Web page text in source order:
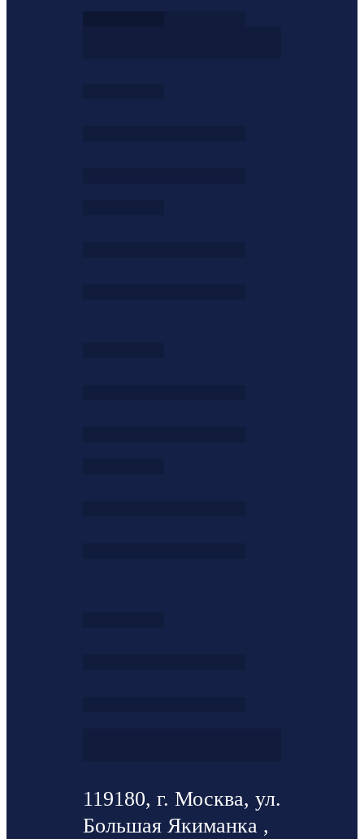
119180, г. Москва, ул.
Большая Якиманка ,